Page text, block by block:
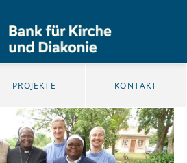
PROJEKTE KONTAKT